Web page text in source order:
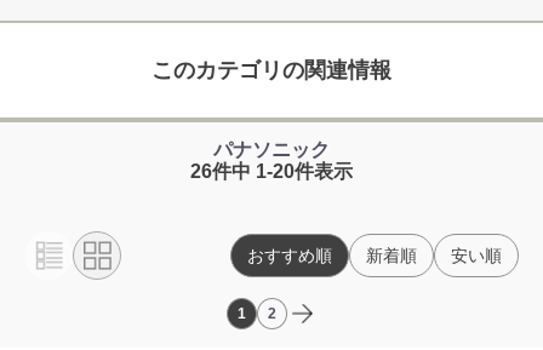
このカテゴリの関連情報
パナソニック
26件中 1-20件表示
1 2
おすすめ順 新着順 安い順